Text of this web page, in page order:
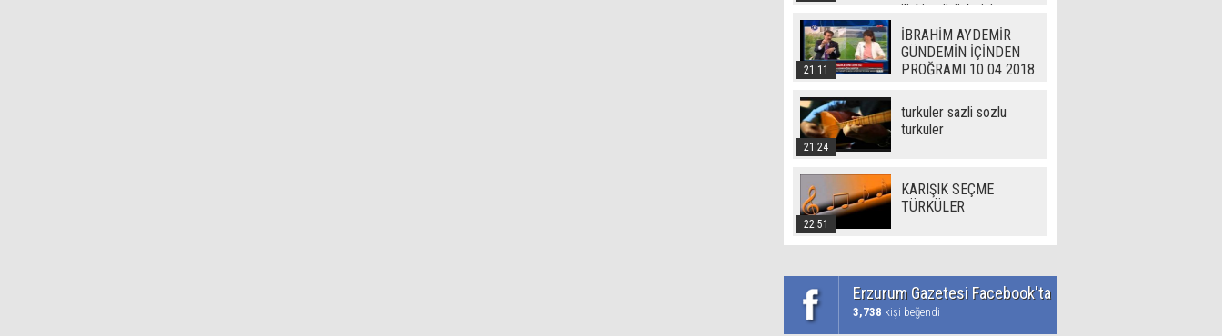
ilişkin görüşlerini
Erzurum Gazetesi'ne
açıkladı
21:11
İBRAHİM AYDEMİR
GÜNDEMİN İÇİNDEN
PROĞRAMI 10 04 2018
21:24
turkuler sazli sozlu
turkuler
22:51
KARIŞIK SEÇME
TÜRKÜLER
Erzurum Gazetesi Facebook'ta
3,738 kişi beğendi